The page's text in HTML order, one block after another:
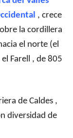
, crece
la cordillera
el norte (el
Farell , de 805
de Caldes ,
diversidad de